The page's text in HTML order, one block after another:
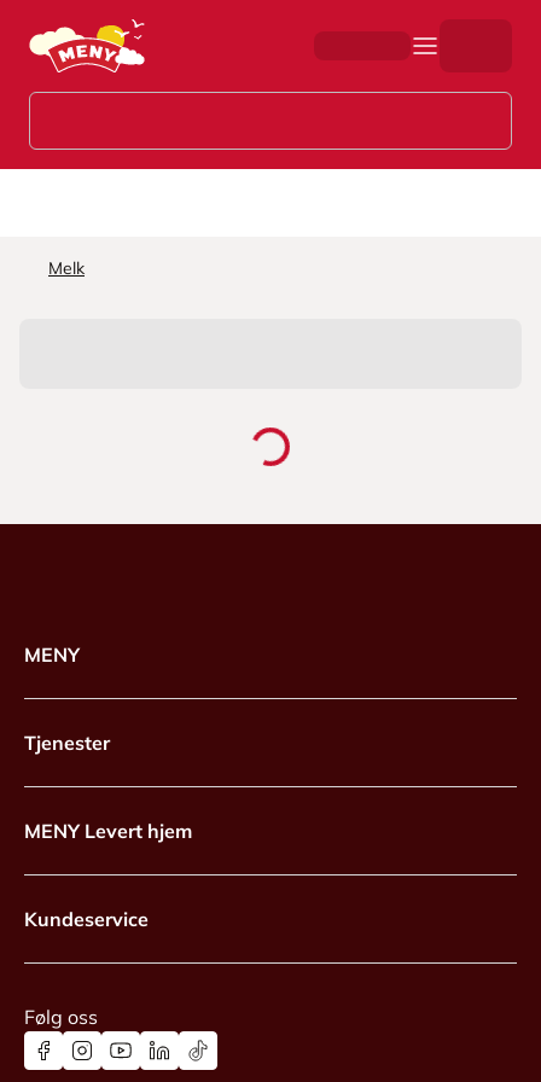
Hopp til hovedinnhold
Melk
MENY
Tjenester
MENY Levert hjem
Kundeservice
Følg oss